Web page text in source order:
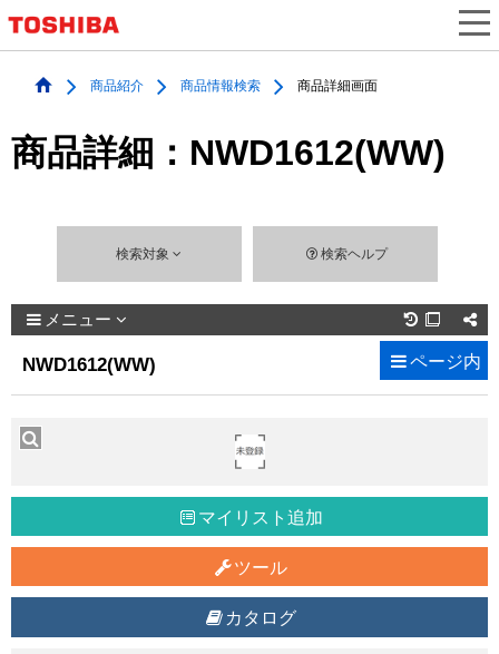
商品紹介 商品情報検索 商品詳細画面
商品詳細：NWD1612(WW)
検索対象 検索ヘルプ
メニュー 
NWD1612(WW) ページ内
マイリスト追加
ツール
カタログ